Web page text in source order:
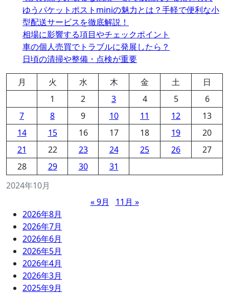
ゆうパケットポストminiの魅力とは？手軽で便利な小
型配送サービスを徹底解説！
相場に影響する項目やチェックポイント
車の個人売買でトラブルに発展したら？
日頃の清掃や整備・点検が重要
2024年10月
月 火 水 木 金 土
日
1
2 3 4 5
6
7
8 9 10 11 12
13
14
15 16 17 18 19
20
21
22 23 24 25 26
27
28
29 30 31
« 9月
11月 »
2026年8月
2026年7月
2026年6月
2026年5月
2026年4月
2026年3月
2025年9月